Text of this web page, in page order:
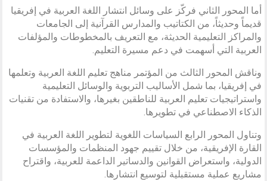
أما المحور الثاني فركّز على وسائل انتشار اللغة العربية في إفريقيا
قديماً وحديثاً، من الكتاتيب والمدارس القرآنية إلى الجامعات
والمراكز التعليمية الحديثة، مع التعريف بالمخطوطات والمؤلفات
العربية التي أسهمت في دعم مسيرة التعليم.
وناقش المحور الثالث من المؤتمر مناهج تعليم اللغة العربية وتعلمها
في إفريقيا، بما شمل الأساليب التربوية والوسائل التعليمية
واستراتيجيات تعليم العربية للناطقين بغيرها، والاستفادة من تقنيات
الذكاء الاصطناعي في تطويرها.
وتناول المحور الرابع السياسات اللغوية لتطوير اللغة العربية في
القارة الإفريقية، من خلال تقييم جهود المنظمات والمؤسسات
الدولية، واستعراض القوانين والدساتير الداعمة للعربية، واقتراح
مشاريع عملية مستقبلية لتوسيع انتشارها.